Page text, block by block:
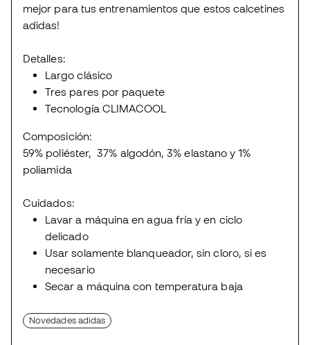
mejor para tus entrenamientos que estos calcetines
adidas!
Detalles:
Largo clásico
Tres pares por paquete
Tecnología CLIMACOOL
Composición:
59% poliéster, 37% algodón, 3% elastano y 1%
poliamida
Cuidados:
Lavar a máquina en agua fría y en ciclo
delicado
Usar solamente blanqueador, sin cloro, si es
necesario
Secar a máquina con temperatura baja
Novedades adidas